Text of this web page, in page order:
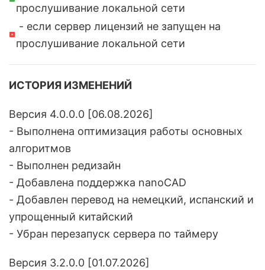
прослушивание локальной сети
- если сервер лицензий не запущен на
прослушивание локальной сети
ИСТОРИЯ ИЗМЕНЕНИЙ
Версия 4.0.0.0 [06.08.2026]
- Выполнена оптимизация работы основных
алгоритмов
- Выполнен редизайн
- Добавлена поддержка nanoCAD
- Добавлен перевод на немецкий, испанский и
упрощенный китайский
- Убран перезапуск сервера по таймеру
Версия 3.2.0.0 [01.07.2026]